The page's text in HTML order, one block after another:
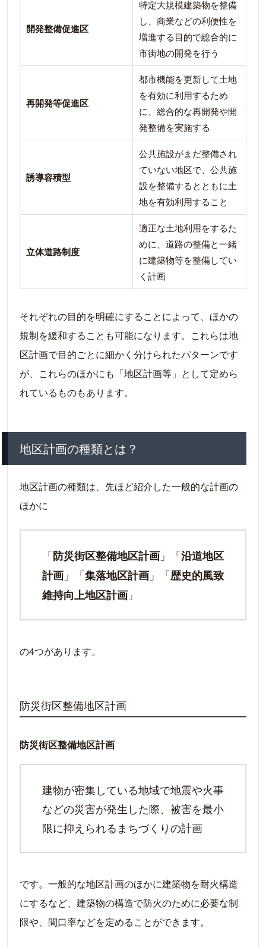
開発整備促進区
特定大規模建築物を整備
し、商業などの利便性を
増進する目的で総合的に
市街地の開発を行う
再開発等促進区
都市機能を更新して土地
を有効に利用するため
に、総合的な再開発や開
発整備を実施する
誘導容積型
公共施設がまだ整備され
ていない地区で、公共施
設を整備するとともに土
地を有効利用すること
立体道路制度
適正な土地利用をするた
めに、道路の整備と一緒
に建築物等を整備してい
く計画
それぞれの目的を明確にすることによって、ほかの
規制を緩和することも可能になります。これらは地
区計画で目的ごとに細かく分けられたパターンです
が、これらのほかにも「地区計画等」として定めら
れているものもあります。
地区計画の種類とは？
地区計画の種類は、先ほど紹介した一般的な計画の
ほかに
「防災街区整備地区計画 」「沿道地区
計画 」「集落地区計画 」「歴史的風致
維持向上地区計画 」
の4つがあります。
防災街区整備地区計画
防災街区整備地区計画
建物が密集している地域で地震や火事
などの災害が発生した際、被害を最小
限に抑えられるまちづくりの計画
です。一般的な地区計画のほかに建築物を耐火構造
にするなど、建築物の構造で防火のために必要な制
限や、間口率などを定めることができます。